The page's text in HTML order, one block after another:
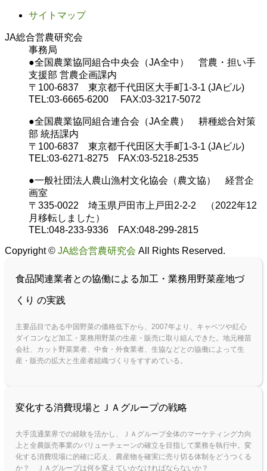
サイトマップ
JA総合営農研究会
事務局
●全国農業協同組合中央会（JA全中） 営農・担い手
支援部 営農企画課内
〒100-6837 東京都千代田区大手町1-3-1 (JAビル)
TEL:03-6665-6200 FAX:03-3217-5072
●全国農業協同組合連合会（JA全農） 耕種総合対策
部 統括課内
〒100-6837 東京都千代田区大手町1-3-1 (JAビル)
TEL:03-6271-8275 FAX:03-5218-2535
●一般社団法人農山漁村文化協会（農文協） 経営企
画室
〒335-0022 埼玉県戸田市上戸田2-2-2 （2022年12
月移転しました）
TEL:048-233-9336 FAX:048-299-2815
Copyright © JA総合営農研究会 All Rights Reserved.
食品関連業者との協働による加工・業務用野菜産地づ
くり の実践
主要品目である中国野菜の価格低下から、2007年より、キャベツや紅心
ダイコンなど加工・業務用野菜の生産・販売に取り組んできた。地元種苗
会社、カット野菜業者、中食・外食業者、生協などとの協働によって生
産・販売の拡大と生産者組織づくりをすすめている。
変化する消費現場とＪＡグループの戦略
大手流通業界での経験を活かし、ＪＡグループ全体のマーケティング力向
上と全農販売事業のバリューチェーンの確立を目指して業務を執行中。変
化する消費現場に的確に応え、農産物を確実に売り切る体制をどうつくる
か？ ＪＡグループは何を変えていかなければならないか？